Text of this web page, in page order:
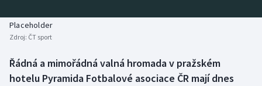
Biatlon
Box
Aplikace ČT sport
Placeholder
Zdroj: ČT sport
Řádná a mimořádná valná hromada v pražském
hotelu Pyramida Fotbalové asociace ČR mají dnes